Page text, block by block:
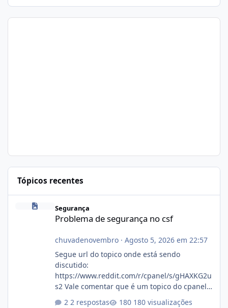
Tópicos recentes
Segurança
Problema de segurança no csf
chuvadenovembro· Agosto 5, 2026 em 22:57
Segue url do topico onde está sendo
discutido:
https://www.reddit.com/r/cpanel/s/gHAXKG2u
s2 Vale comentar que é um topico do cpanel...
2 respostas 180 visualizações